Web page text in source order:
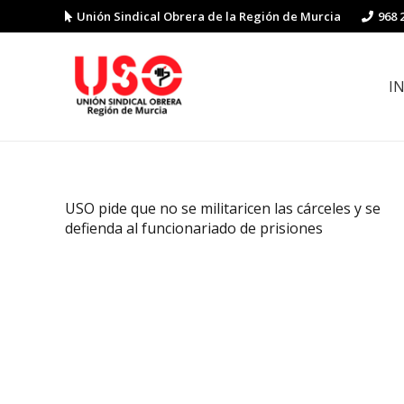
Unión Sindical Obrera de la Región de Murcia 968
USO pide que no se militaricen las cárceles y se
defienda al funcionariado de prisiones